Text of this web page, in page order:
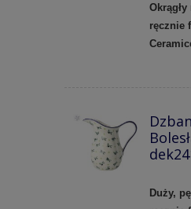
ręcznie
Duży,